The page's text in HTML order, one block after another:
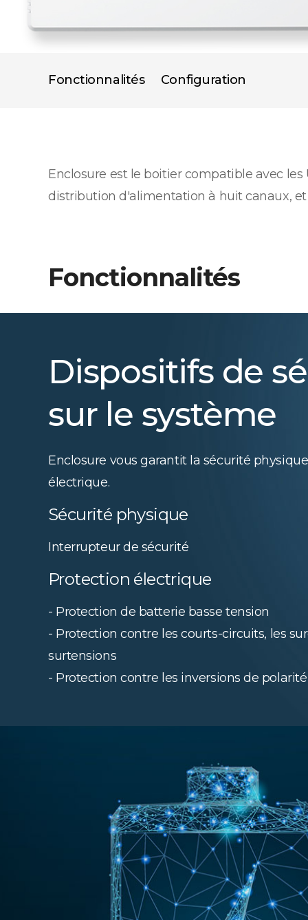
Fonctionnalités Configuration
Enclosure est le boitier compatible avec
distribution d'alimentation à huit canaux,
Fonctionnalités
Dispositifs de
sur le système
Enclosure vous garantit la sécurité
électrique.
Sécurité physique
Interrupteur de sécurité
Protection électrique
- Protection de batterie basse tension
- Protection contre les courts-circuits, les
surtensions
- Protection contre les inversions de